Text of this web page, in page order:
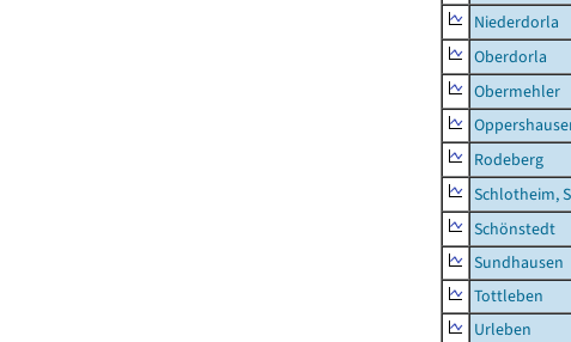
Niederdorla
Oberdorla
Obermehler
Rodeberg
Schlotheim,
Schönstedt
Sundhausen
Tottleben
Urleben